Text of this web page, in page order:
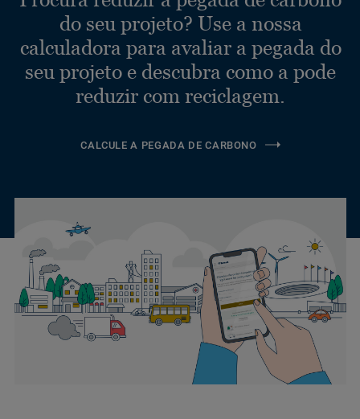
do seu projeto? Use a nossa
calculadora para avaliar a pegada do
seu projeto e descubra como a pode
reduzir com reciclagem.
CALCULE A PEGADA DE CARBONO